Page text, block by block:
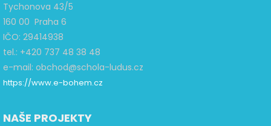
Tychonova 43/5
160 00 Praha 6
IČO: 29414938
tel.: +420 737 48 38 48
e-mail: obchod@schola-ludus.cz
https://www.e-bohem.cz
NAŠE PROJEKTY